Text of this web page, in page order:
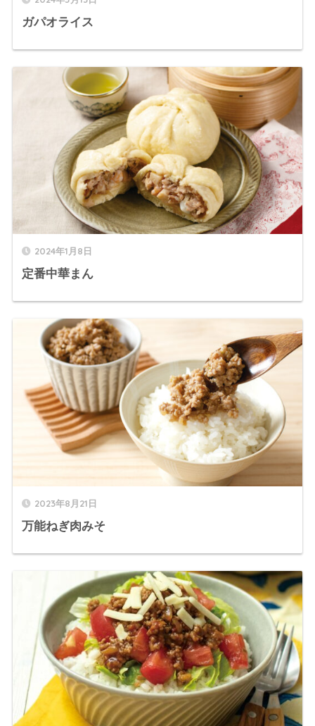
ガパオライス
2024年1月8日
定番中華まん
2023年8月21日
万能ねぎ肉みそ